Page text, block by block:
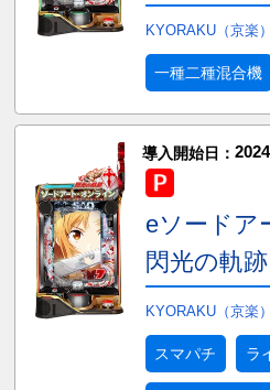
KYORAKU（京楽）
一種二種混合機
導入開始日：
eソードア
閃光の軌跡
KYORAKU（京楽）
スマパチ ラ